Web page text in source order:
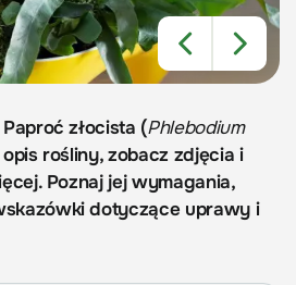
złocista (Phlebodium
rośliny, zobacz zdjęcia i
Poznaj jej wymagania,
dotyczące uprawy i